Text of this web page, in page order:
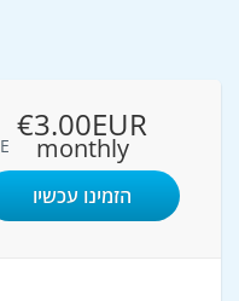
€3.00EUR
monthly
הזמינו עכשיו